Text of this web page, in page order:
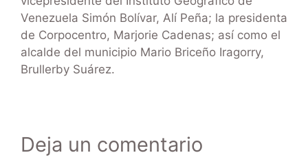
Venezuela Simón Bolívar, Alí Peña; la presidenta
de Corpocentro, Marjorie Cadenas; así como el
alcalde del municipio Mario Briceño Iragorry,
Brullerby Suárez.
Deja un comentario